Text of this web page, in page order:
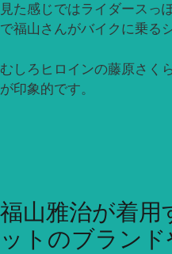
見た感じではライダースっ
で福山さんがバイクに乗る
むしろヒロインの藤原さく
が印象的です。
福山雅治が着用
ットのブランド